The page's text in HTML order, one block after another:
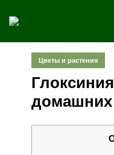
Цветы и растения
домашних